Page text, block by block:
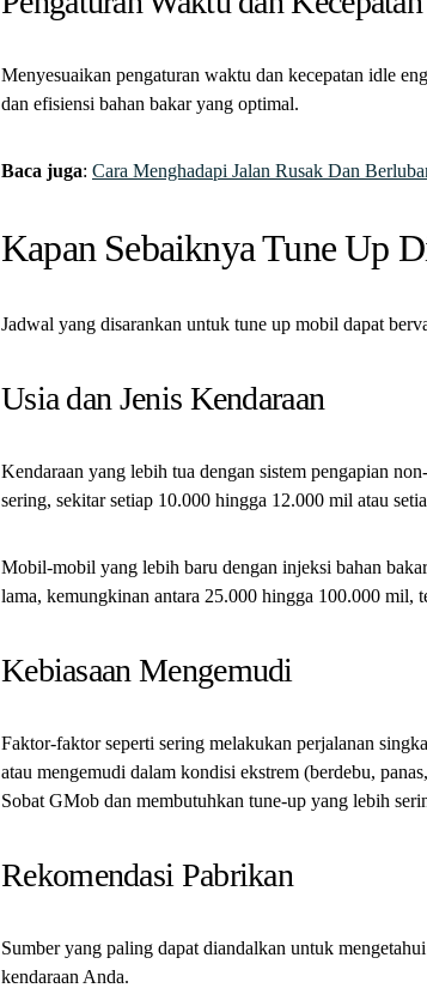
Menyesuaikan pengaturan waktu dan kecepatan idle
dan efisiensi bahan bakar yang optimal.
Baca juga: Cara Menghadapi Jalan Rusak Dan
Kapan Sebaiknya Tune Up
Jadwal yang disarankan untuk tune up mobil dapat
Usia dan Jenis Kendaraan
Kendaraan yang lebih tua dengan sistem pengapian
sering, sekitar setiap 10.000 hingga 12.000 mil atau
Mobil-mobil yang lebih baru dengan injeksi bahan
lama, kemungkinan antara 25.000 hingga 100.000 mil,
Kebiasaan Mengemudi
Faktor-faktor seperti sering melakukan perjalanan
atau mengemudi dalam kondisi ekstrem (berdebu,
Sobat GMob dan membutuhkan tune-up yang lebih
Rekomendasi Pabrikan
Sumber yang paling dapat diandalkan untuk
kendaraan Anda.